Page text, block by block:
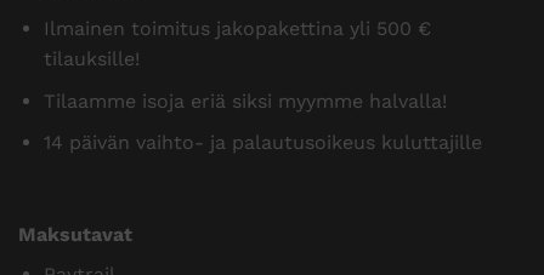
Ilmainen toimitus jakopakettina yli 500 €
tilauksille!
Tilaamme isoja eriä siksi myymme halvalla!
14 päivän vaihto- ja palautusoikeus kuluttajille
Maksutavat